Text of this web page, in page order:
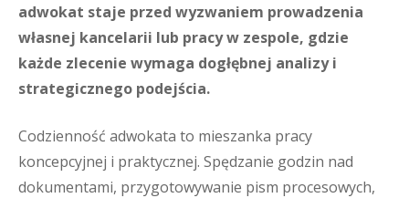
adwokat staje przed wyzwaniem prowadzenia
własnej kancelarii lub pracy w zespole, gdzie
każde zlecenie wymaga dogłębnej analizy i
strategicznego podejścia.
Codzienność adwokata to mieszanka pracy
koncepcyjnej i praktycznej. Spędzanie godzin nad
dokumentami, przygotowywanie pism procesowych,